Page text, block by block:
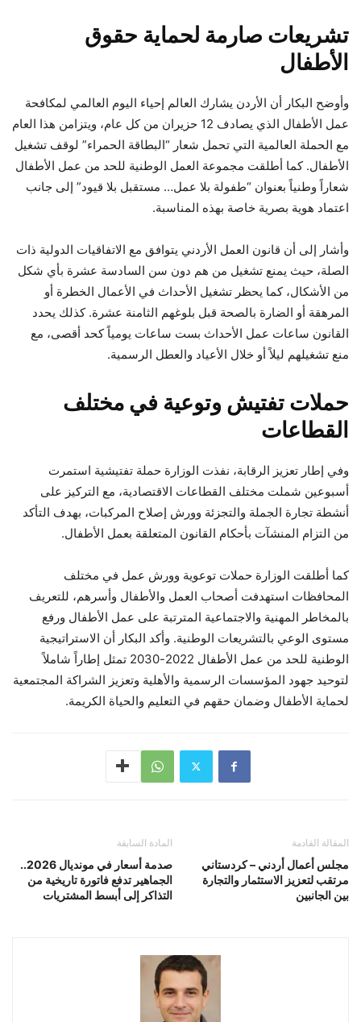
تشريعات صارمة لحماية حقوق
الأطفال
وأوضح البكار أن الأردن يشارك العالم إحياء اليوم العالمي لمكافحة
عمل الأطفال الذي يصادف 12 حزيران من كل عام، ويتزامن هذا العام
مع الحملة العالمية التي تحمل شعار “البطاقة الحمراء” لوقف تشغيل
الأطفال. كما أطلقت مجموعة العمل الوطنية للحد من عمل الأطفال
شعاراً وطنياً بعنوان “طفولة بلا عمل… مستقبل بلا قيود” إلى جانب
اعتماد هوية بصرية خاصة بهذه المناسبة.
وأشار إلى أن قانون العمل الأردني يتوافق مع الاتفاقيات الدولية ذات
الصلة، حيث يمنع تشغيل من هم دون سن السادسة عشرة بأي شكل
من الأشكال، كما يحظر تشغيل الأحداث في الأعمال الخطرة أو
المرهقة أو الضارة بالصحة قبل بلوغهم الثامنة عشرة. كذلك يحدد
القانون ساعات عمل الأحداث بست ساعات يومياً كحد أقصى، مع
منع تشغيلهم ليلاً أو خلال الأعياد والعطل الرسمية.
حملات تفتيش وتوعية في مختلف
القطاعات
وفي إطار تعزيز الرقابة، نفذت الوزارة حملة تفتيشية استمرت
أسبوعين شملت مختلف القطاعات الاقتصادية، مع التركيز على
أنشطة تجارة الجملة والتجزئة وورش إصلاح المركبات، بهدف التأكد
من التزام المنشآت بأحكام القانون المتعلقة بعمل الأطفال.
كما أطلقت الوزارة حملات توعوية وورش عمل في مختلف
المحافظات استهدفت أصحاب العمل والأطفال وأسرهم، للتعريف
بالمخاطر المهنية والاجتماعية المترتبة على عمل الأطفال ورفع
مستوى الوعي بالتشريعات الوطنية. وأكد البكار أن الاستراتيجية
الوطنية للحد من عمل الأطفال 2022-2030 تمثل إطاراً شاملاً
لتوحيد جهود المؤسسات الرسمية والأهلية وتعزيز الشراكة المجتمعية
لحماية الأطفال وضمان حقهم في التعليم والحياة الكريمة.
المادة السابقة
صدمة أسعار في مونديال 2026..
الجماهير تدفع فاتورة تاريخية من
التذاكر إلى أبسط المشتريات
المقالة القادمة
مجلس أعمال أردني – كردستاني
مرتقب لتعزيز الاستثمار والتجارة
بين الجانبين